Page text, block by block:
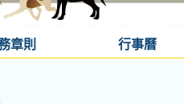
章則 行事曆